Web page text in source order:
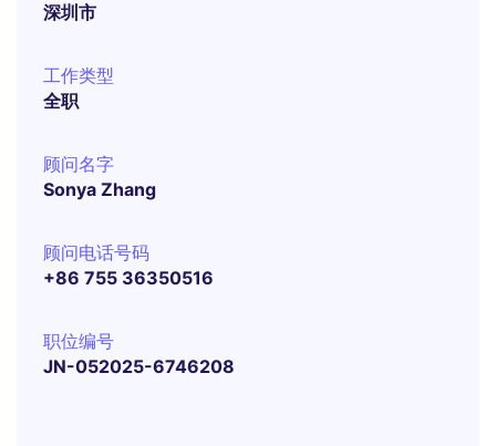
深圳市
工作类型
全职
顾问名字
Sonya Zhang
顾问电话号码
+86 755 36350516
职位编号
JN-052025-6746208